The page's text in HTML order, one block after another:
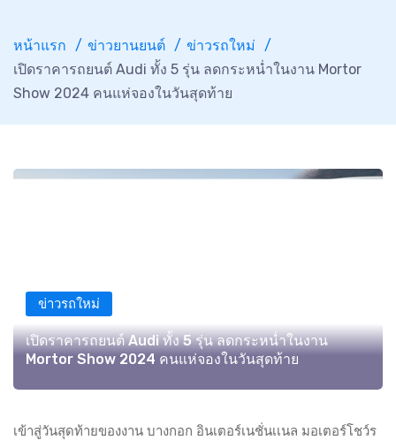
หน้าแรก ข่าวยานยนต์
ข่าวรถใหม่
เปิดราคารถยนต์ Audi ทั้ง 5 รุ่น ลดกระหน่ำในงาน Mortor
Show 2024 คนแห่จองในวันสุดท้าย
ข่าวรถใหม่
เปิดราคารถยนต์ Audi ทั้ง 5 รุ่น ลดกระหน่ำในงาน
Mortor Show 2024 คนแห่จองในวันสุดท้าย
เข้าสู่วันสุดท้ายของงาน บางกอก อินเตอร์เนชั่นเเนล มอเตอร์โชว์ร